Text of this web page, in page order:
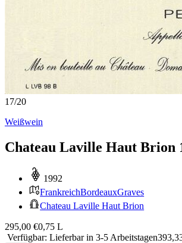
17/20
Weißwein
Chateau Laville Haut Brion
1992
FrankreichBordeauxGraves
Chateau Laville Haut Brion
295,00 €0,75 L
Verfügbar: Lieferbar in 3-5 Arbeitstagen